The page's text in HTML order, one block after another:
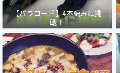
【パラコード】4本編みに挑
戦！